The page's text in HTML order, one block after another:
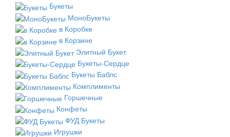
Букеты
МоноБукеты
в Коробке
в Корзине
Элитный Букет
Букеты-Сердце
Букеты Баблс
Комплименты
Горшечные
Конфеты
ФУД Букеты
Игрушки